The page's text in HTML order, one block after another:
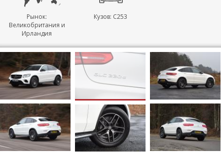
Рынок:
Великобритания и
Ирландия
Кузов: C253